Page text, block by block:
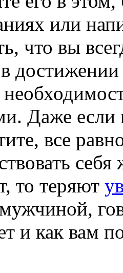
или
что вы
достижении
Даже если
все
то теряют
и как вам